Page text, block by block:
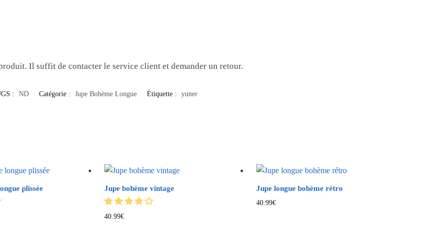
Il suffit de contacter le service client et demander un retour.
: ND Catégorie : Jupe Bohème Longue Étiquette : yuner
plissée Jupe bohème vintage
40.99€
Jupe longue bohème rétro
40.99€